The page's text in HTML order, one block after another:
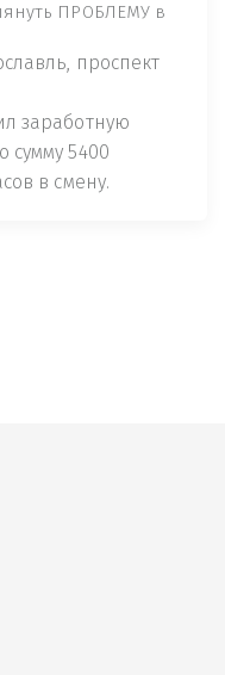
ПРОБЛЕМУ в
проспект
заработную
сумму 5400
в смену.